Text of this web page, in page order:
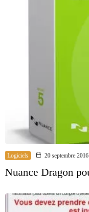
Logiciels 20 septembre 2016
Nuance Dragon